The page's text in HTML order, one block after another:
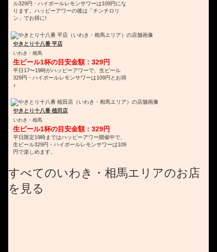
ル329円・ハイボールレモンサワーは109円にな
ります。ハッピーアワーの後は「チンチロリ
ン」でお得に!
やきとり十八番 平店
いわき・相馬
生ビール1杯の目安金額：329円
平日17〜19時がハッピーアワーで、生ビール
329円・ハイボールレモンサワーは109円とお得
♪
やきとり十八番 植田店
いわき・相馬
生ビール1杯の目安金額：329円
平日限定19時まではハッピーアワー開催中で、
生ビール329円・ハイボールレモンサワーは109
円で楽しめます。
すべてのいわき・相馬エリアのお店
を見る